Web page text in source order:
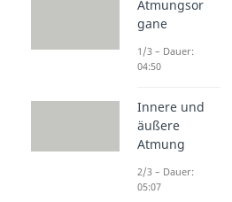
Atmungsor
gane
1/3 – Dauer:
04:50
Innere und
äußere
Atmung
2/3 – Dauer:
05:07